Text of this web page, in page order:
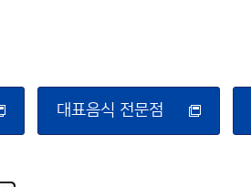
대표음식 전문점